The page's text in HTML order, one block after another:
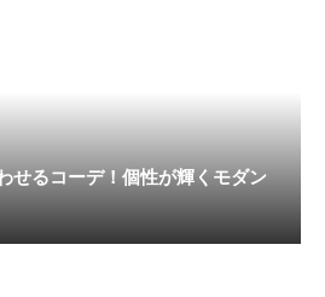
せるコーデ！個性が輝くモダン